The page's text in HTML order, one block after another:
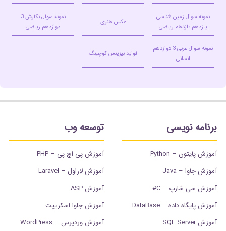
نمونه سوال زمین شناسی
یازدهم یازدهم ریاضی
عکس هنری
نمونه سوال نگارش 3
دوازدهم ریاضی
نمونه سوال عربی 3 دوازدهم
انسانی
فواید بیزینس کوچینگ
برنامه نویسی
آموزش پایتون – Python
آموزش جاوا – Java
آموزش سی شارپ – C#
آموزش پایگاه داده – DataBase
آموزش SQL Server
توسعه وب
آموزش پی اچ پی – PHP
آموزش لاراول – Laravel
آموزش ASP
آموزش جاوا اسکریپت
آموزش وردپرس – WordPress